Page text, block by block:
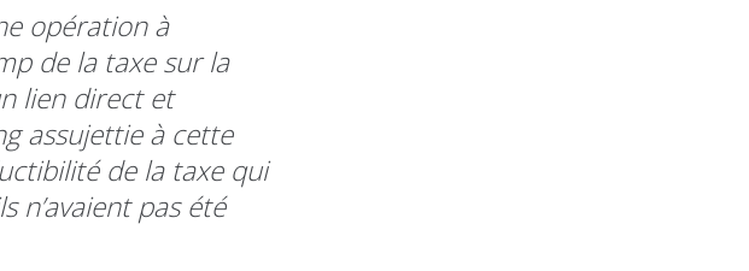
opération à
de la taxe sur la
lien direct et
assujettie à cette
de la taxe qui
n’avaient pas été